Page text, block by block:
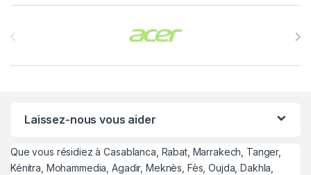
Laissez-nous vous aider
Que vous résidiez à Casablanca, Rabat, Marrakech, Tanger,
Kénitra, Mohammedia, Agadir, Meknès, Fès, Oujda, Dakhla,